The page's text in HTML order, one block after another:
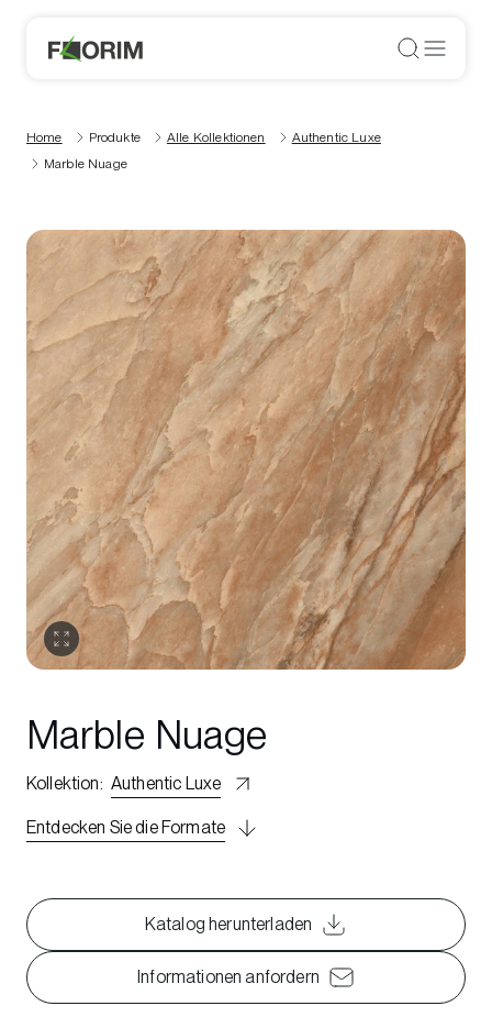
Home Produkte Alle Kollektionen
Authentic Luxe
Marble Nuage
Marble Nuage
Kollektion: Authentic Luxe
Entdecken Sie die Formate
Katalog herunterladen
Informationen anfordern